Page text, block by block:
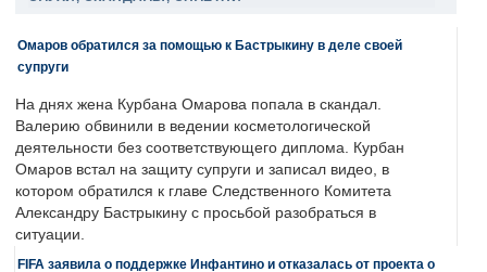
Омаров обратился за помощью к Бастрыкину в деле своей
супруги
На днях жена Курбана Омарова попала в скандал.
Валерию обвинили в ведении косметологической
деятельности без соответствующего диплома. Курбан
Омаров встал на защиту супруги и записал видео, в
котором обратился к главе Следственного Комитета
Александру Бастрыкину с просьбой разобраться в
ситуации.
FIFA заявила о поддержке Инфантино и отказалась от проекта о